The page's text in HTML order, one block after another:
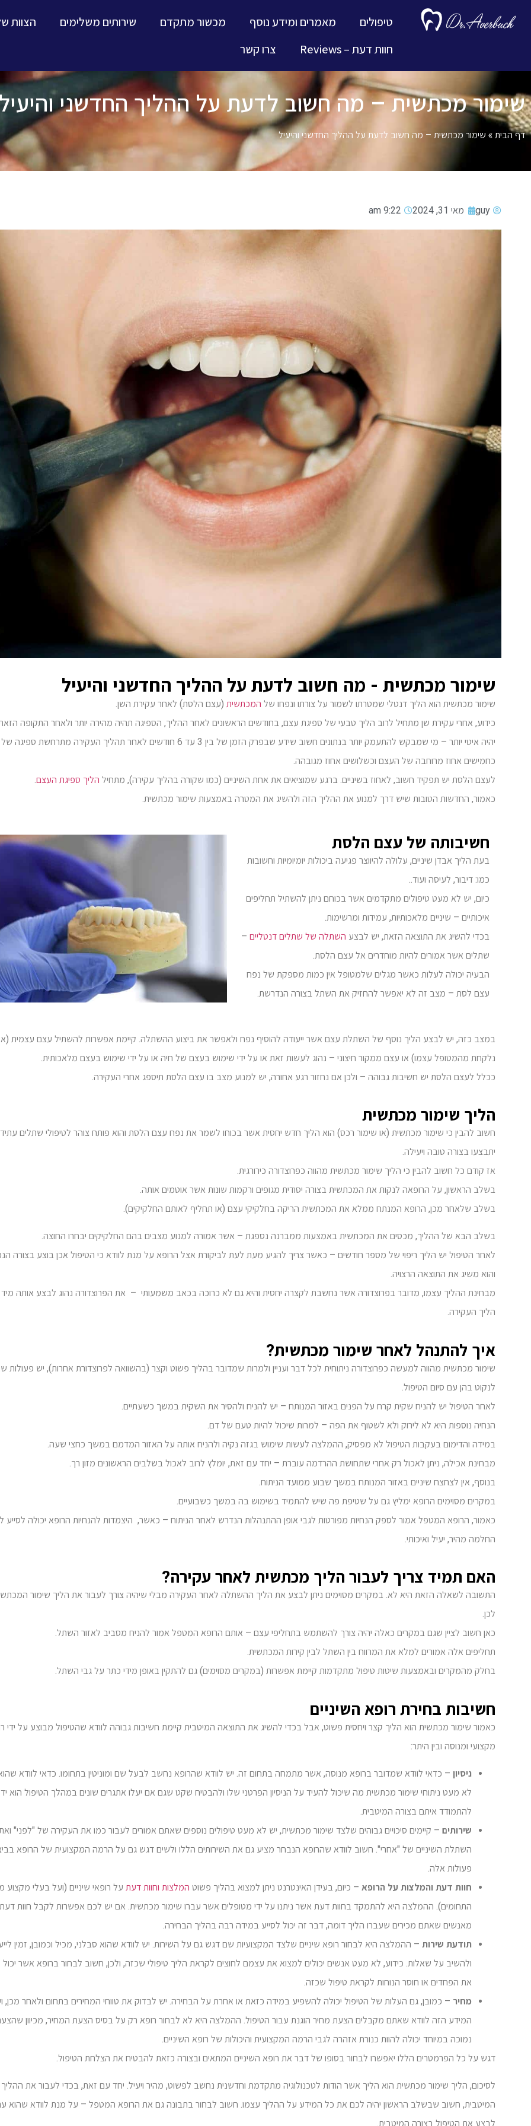
טיפולים מאמרים ומידע נוסף מכשור מתקדם שירותים משלימים הצוות
חוות דעת – Reviews
צרו קשר
שימור מכתשית – מה חשוב לדעת על ההליך החדשני והיעיל
דף הבית » שימור מכתשית – מה חשוב לדעת על ההליך החדשני והיעיל
guy מאי 31, 2024 9:22 am
שימור מכתשית - מה חשוב לדעת על ההליך החדשני והיעיל
שימור מכתשית הוא הליך דנטלי שמטרתו לשמור על צורתו ונפחו של המכתשית (עצם הלסת) לאחר עקירת השן.
כידוע, אחרי עקירת שן מתחיל לרוב הליך טבעי של ספיגת עצם, בחודשים הראשונים לאחר ההליך, הספיגה תהיה מהירה יותר ולאחר התקופה
יהיה איטי יותר – מי שמבקש להתעמק יותר בנתונים חשוב שידע שבפרק הזמן של בין 3 עד 6 חודשים לאחר תהליך העקירה מתרחשת ספיגה של
כחמישים אחוז מרוחבה של העצם וכשלושים אחוז מגובהה.
לעצם הלסת יש תפקיד חשוב, לאחוז בשיניים. ברגע שמוציאים את אחת השיניים (כמו שקורה בהליך עקירה), מתחיל הליך ספיגת העצם.
כאמור, החדשות הטובות שיש דרך למנוע את ההליך הזה ולהשיג את המטרה באמצעות שימור מכתשית.
חשיבותה של עצם הלסת
בעת הליך אבדן שיניים, עלולה להיווצר פגיעה ביכולות יומיומיות וחשובות
כמו: דיבור, לעיסה ועוד..
כיום, יש לא מעט טיפולים מתקדמים אשר בכוחם ניתן להשתיל תחליפים
איכותיים – שיניים מלאכותיות, עמידות ומרשימות.
בכדי להשיג את התוצאה הזאת, יש לבצע השתלה של שתלים דנטליים –
שתלים אשר אמורים להיות מוחדרים אל עצם הלסת.
הבעיה יכולה לעלות כאשר מגלים שלמטופל אין כמות מספקת של נפח
עצם לסת – מצב זה לא יאפשר להחזיק את השתל בצורה הנדרשת.
במצב כזה, יש לבצע הליך נוסף של השתלת עצם אשר ייעודה להוסיף נפח ולאפשר את ביצוע ההשתלה. קיימת אפשרות להשתיל עצם עצמית
נלקחת מהמטופל עצמו) או עצם ממקור חיצוני – נהוג לעשות זאת או על ידי שימוש בעצם של חיה או על ידי שימוש בעצם מלאכותית.
ככלל לעצם הלסת יש חשיבות גבוהה – ולכן אם נחזור רגע אחורה, יש למנוע מצב בו עצם הלסת תיספג אחרי העקירה.
הליך שימור מכתשית
חשוב להבין כי שימור מכתשית (או שימור רכס) הוא הליך חדש יחסית אשר בכוחו לשמר את נפח עצם הלסת והוא פותח צוהר לטיפולי שתלים
יתבצעו בצורה טובה ויעילה.
אז קודם כל חשוב להבין כי הליך שימור מכתשית מהווה כפרוצדורה כירורגית.
בשלב הראשון, על הרופאה לנקות את המכתשית בצורה יסודית מגופים ורקמות שונות אשר אוטמים אותה.
בשלב שלאחר מכן, הרופא המנתח ממלא את המכתשית הריקה בחלקיקי עצם (או תחליף לאותם החלקיקים).
בשלב הבא של ההליך, מכסים את המכתשית באמצעות ממברנה נספגת – אשר אמורה למנוע מצבים בהם החלקיקים יבחרו החוצה.
לאחר הטיפול יש הליך ריפוי של מספר חודשים – כאשר צריך להגיע מעת לעת לביקורת אצל הרופא על מנת לוודא כי הטיפול אכן בוצע בצורה
והוא משיג את התוצאה הרצויה.
מבחינת ההליך עצמו, מדובר בפרוצדורה אשר נחשבת לקצרה יחסית והיא גם לא כרוכה בכאב משמעותי – את הפרוצדורה נהוג לבצע אותה
הליך העקירה.
איך להתנהל לאחר שימור מכתשית?
שימור מכתשית מהווה למעשה כפרוצדורה ניתוחית לכל דבר ועניין ולמרות שמדובר בהליך פשוט וקצר (בהשוואה לפרוצדורת אחרות), יש פעולות
לנקוט בהן עם סיום הטיפול.
לאחר הטיפול יש להניח שקית קרח על הפנים באזור המנותח – יש להניח ולהסיר את השקית במשך כשעתיים.
הנחיה נוספות היא לא לירוק ולא לשטוף את הפה – למרות שיכול להיות טעם של דם.
במידה והדימום בעקבות הטיפול לא מפסיק, ההמלצה לעשות שימוש בגזה נקיה ולהניח אותה על האזור המדמם במשך כחצי שעה.
מבחינת אכילה, ניתן לאכול רק אחרי שתחושת ההרדמה עוברת – יחד עם זאת, יומלץ לרוב לאכול בשלבים הראשונים מזון רך.
בנוסף, אין לצחצח שיניים באזור המנותח במשך שבוע ממועד הניתוח.
במקרים מסוימים הרופא ימליץ גם על שטיפת פה שיש להתמיד בשימוש בה במשך כשבועיים.
כאמור, הרופא המטפל אמור לספק הנחיות מפורטות לגבי אופן ההתנהלות הנדרש לאחר הניתוח – כאשר, היצמדות להנחיות הרופא יכולה לסייע
החלמה מהיר, יעיל ואיכותי.
האם תמיד צריך לעבור הליך מכתשית לאחר עקירה?
התשובה לשאלה הזאת היא לא. במקרים מסוימים ניתן לבצע את הליך ההשתלה לאחר העקירה מבלי שיהיה צורך לעבור את הליך שימור
לכן.
כאן חשוב לציין שגם במקרים כאלה יהיה צורך להשתמש בתחליפי עצם – אותם הרופא המטפל אמור להניח מסביב לאזור השתל.
תחליפים אלה אמורים למלא את המרווח בין השתל לבין קירות המכתשית.
בחלק מהמקרים ובאמצעות שיטות טיפול מתקדמות קיימת אפשרות (במקרים מסוימים) גם להתקין באופן מידי כתר על גבי השתל.
חשיבות בחירת רופא השיניים
כאמור שימור מכתשית הוא הליך קצר ויחסית פשוט, אבל בכדי להשיג את התוצאה המיטבית קיימת חשיבות גבוהה לוודא שהטיפול מבוצע על ידי
מקצועי ומנוסה ובין היתר:
ניסיון – כדאי לוודא שמדובר ברופא מנוסה, אשר מתמחה בתחום זה. יש לוודא שהרופא נחשב לבעל שם ומוניטין בתחומו. כדאי לוודא
לא מעט ניתוחי שימור מכתשית מה שיכול להעיד על הניסיון הפרטני שלו ולהבטיח שקט שגם אם יעלו אתגרים שונים במהלך הטיפול הוא
להתמודד איתם בצורה המיטבית.
שירותים – קיימים סיכויים גבוהים שלצד שימור מכתשית, יש לא מעט טיפולים נוספים שאתם אמורים לעבור כמו את העקירה של "לפני"
השתלת השיניים של "אחרי". חשוב לוודא שהרופא הנבחר מציע גם את השירותים הללו ולשים דגש גם על הרמה המקצועית של הרופא
פעולות אלה.
חוות דעת והמלצות על הרופא – כיום, בעידן האינטרנט ניתן למצוא בהליך פשוט המלצות וחוות דעת על רופאי שיניים (ועל בעלי מקצוע
התחומים). ההמלצה היא להתמקד בחוות דעת אשר ניתנו על ידי מטופלים אשר עברו שימור מכתשית. אם יש לכם אפשרות לקבל חוות דעת
מאנשים שאתם מכירים שעברו הליך דומה, דבר זה יכול לסייע במידה רבה בהליך הבחירה.
תודעת שירות – ההמלצה היא לבחור רופא שיניים שלצד המקצועיות שם דגש גם על השירות. יש לוודא שהוא סבלני, מכיל וכמובן, זמין
ולהשיב על שאלות. כידוע, לא מעט אנשים יכולים למצוא את עצמם לחוצים לקראת הליך טיפולי שכזה, ולכן, חשוב לבחור ברופא אשר יכול
את הפחדים או חוסר הנוחות לקראת טיפול שכזה.
מחיר – כמובן, גם העלות של הטיפול יכולה להשפיע במידה כזאת או אחרת על הבחירה. יש לבדוק את טווחי המחירים בתחום ולאחר מכן,
המידע הזה לוודא שאתם מקבלים הצעת מחיר הוגנת עבור הטיפול. ההמלצה היא לא לבחור רופא רק על בסיס הצעת המחיר, מכיוון
נמוכה במיוחד יכולה להוות כנורת אזהרה לגבי הרמה המקצועית והיכולות של רופא השיניים.
דגש על כל הפרמטרים הללו יאפשרו לבחור בסופו של דבר את רופא השיניים המתאים ובצורה כזאת להבטיח את הצלחת הטיפול.
לסיכום, הליך שימור מכתשית הוא הליך אשר הודות לטכנולוגיה מתקדמת וחדשנית נחשב לפשוט, מהיר ויעיל. יחד עם זאת, בכדי לעבור את
המיטבית, חשוב שבשלב הראשון יהיה לכם את כל המידע על ההליך עצמו. חשוב לבחור בתבונה גם את הרופא המטפל – על מנת לוודא שהוא
לבצע את הטיפול בצורה המיטבית.